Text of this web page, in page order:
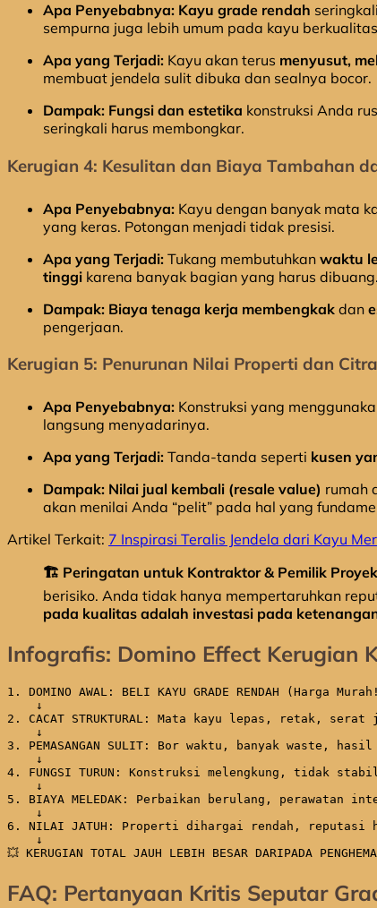
Apa Penyebabnya: Kayu grade rendah
sempurna juga lebih umum pada kayu
Apa yang Terjadi: Kayu akan terus menyusut,
membuat jendela sulit dibuka dan sealnya bocor.
Dampak: Fungsi dan estetika konstruksi Anda
seringkali harus membongkar.
Kerugian 4: Kesulitan dan Biaya Tambahan
Apa Penyebabnya: Kayu dengan banyak mata
yang keras. Potongan menjadi tidak presisi.
Apa yang Terjadi: Tukang membutuhkan waktu
tinggi karena banyak bagian yang harus dibuang.
Dampak: Biaya tenaga kerja membengkak dan
pengerjaan.
Kerugian 5: Penurunan Nilai Properti dan
Apa Penyebabnya: Konstruksi yang
langsung menyadarinya.
Apa yang Terjadi: Tanda-tanda seperti kusen
Dampak: Nilai jual kembali (resale value) rumah
akan menilai Anda “pelit” pada hal yang
Artikel Terkait: 7 Inspirasi Teralis Jendela dari Kayu
🏗️ Peringatan untuk Kontraktor & Pemilik
berisiko. Anda tidak hanya mempertaruhkan
pada kualitas adalah investasi pada
Infografis: Domino Effect Kerugian
1. DOMINO AWAL: BELI KAYU GRADE RENDAH (Harga
    ↓
2. CACAT STRUKTURAL: Mata kayu lepas, retak,
    ↓
3. PEMASANGAN SULIT: Bor waktu, banyak waste,
    ↓
4. FUNGSI TURUN: Konstruksi melengkung, tidak
    ↓
5. BIAYA MELEDAK: Perbaikan berulang, perawatan
    ↓
6. NILAI JATUH: Properti dihargai rendah, reputasi
    ↓
💥 KERUGIAN TOTAL JAUH LEBIH BESAR DARIPADA
FAQ: Pertanyaan Kritis Seputar